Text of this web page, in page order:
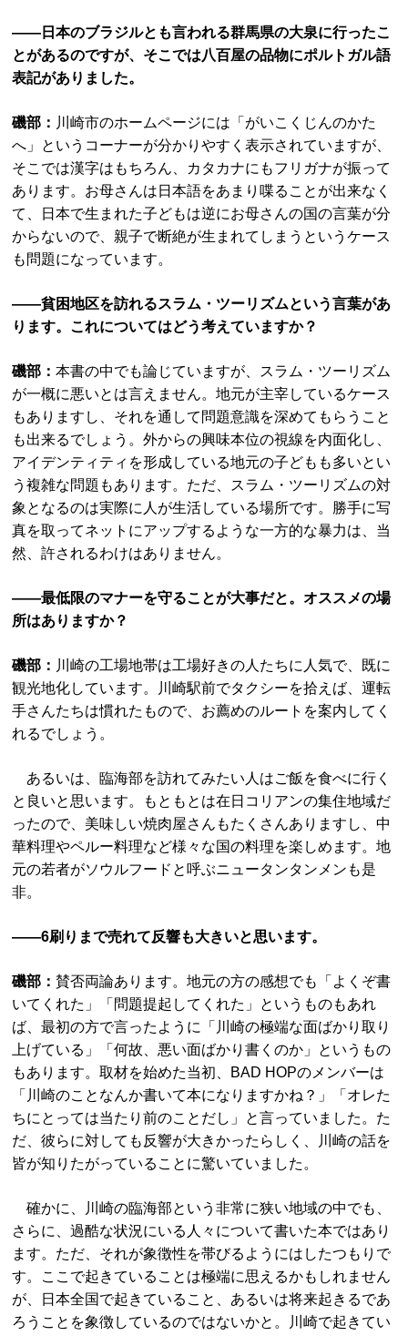
――日本のブラジルとも言われる群馬県の大泉に行ったこ
とがあるのですが、そこでは八百屋の品物にポルトガル語
表記がありました。
磯部： 川崎市のホームページには「がいこくじんのかた
へ」というコーナーが分かりやすく表示されていますが、
そこでは漢字はもちろん、カタカナにもフリガナが振って
あります。お母さんは日本語をあまり喋ることが出来なく
て、日本で生まれた子どもは逆にお母さんの国の言葉が分
からないので、親子で断絶が生まれてしまうというケース
も問題になっています。
――貧困地区を訪れるスラム・ツーリズムという言葉があ
ります。これについてはどう考えていますか？
磯部：本書の中でも論じていますが、スラム・ツーリズム
が一概に悪いとは言えません。地元が主宰しているケース
もありますし、それを通して問題意識を深めてもらうこと
も出来るでしょう。外からの興味本位の視線を内面化し、
アイデンティティを形成している地元の子どもも多いとい
う複雑な問題もあります。ただ、スラム・ツーリズムの対
象となるのは実際に人が生活している場所です。勝手に写
真を取ってネットにアップするような一方的な暴力は、当
然、許されるわけはありません。
――最低限のマナーを守ることが大事だと。オススメの場
所はありますか？
磯部： 川崎の工場地帯は工場好きの人たちに人気で、既に
観光地化しています。川崎駅前でタクシーを拾えば、運転
手さんたちは慣れたもので、お薦めのルートを案内してく
れるでしょう。
あるいは、臨海部を訪れてみたい人はご飯を食べに行く
と良いと思います。もともとは在日コリアンの集住地域だ
ったので、美味しい焼肉屋さんもたくさんありますし、中
華料理やペルー料理など様々な国の料理を楽しめます。地
元の若者がソウルフードと呼ぶニュータンタンメンも是
非。
――6刷りまで売れて反響も大きいと思います。
磯部：賛否両論あります。地元の方の感想でも「よくぞ書
いてくれた」「問題提起してくれた」というものもあれ
ば、最初の方で言ったように「川崎の極端な面ばかり取り
上げている」「何故、悪い面ばかり書くのか」というもの
もあります。取材を始めた当初、BAD HOPのメンバーは
「川崎のことなんか書いて本になりますかね？」「オレた
ちにとっては当たり前のことだし」と言っていました。た
だ、彼らに対しても反響が大きかったらしく、川崎の話を
皆が知りたがっていることに驚いていました。
確かに、川崎の臨海部という非常に狭い地域の中でも、
さらに、過酷な状況にいる人々について書いた本ではあり
ます。ただ、それが象徴性を帯びるようにはしたつもりで
す。ここで起きていることは極端に思えるかもしれません
が、日本全国で起きていること、あるいは将来起きるであ
ろうことを象徴しているのではないかと。川崎で起きてい